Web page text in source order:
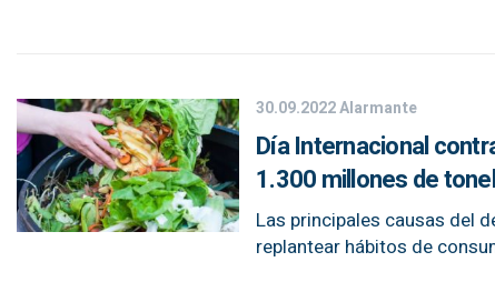
30.09.2022Alarmante
Día Internacional
1.300 millones de
Las principales causas del
replantear hábitos de